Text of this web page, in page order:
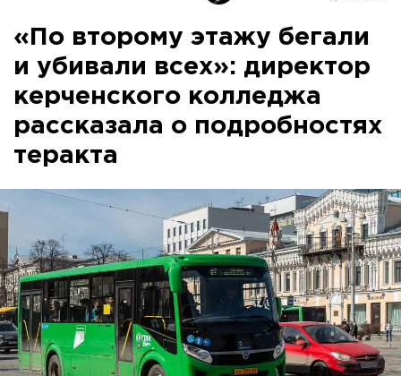
«По второму этажу бегали
и убивали всех»: директор
керченского колледжа
рассказала о подробностях
теракта